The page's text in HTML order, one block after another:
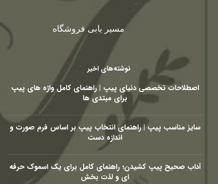
مسیر یابی فروشگاه
نوشته‌های اخیر
اصطلاحات تخصصی دنیای پیپ | راهنمای کامل واژه های پیپ
برای مبتدی ها
سایز مناسب پیپ | راهنمای انتخاب پیپ بر اساس فرم صورت و
اندازه دست
آداب صحیح پیپ کشیدن؛ راهنمای کامل برای یک اسموک حرفه
ای و لذت بخش